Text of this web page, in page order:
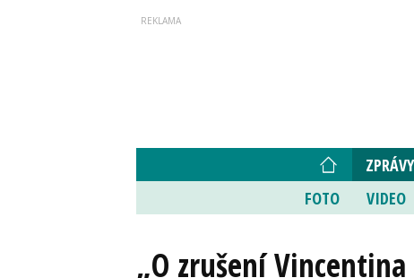
ZPRÁVY
FOTO
VIDEO
„O zrušení